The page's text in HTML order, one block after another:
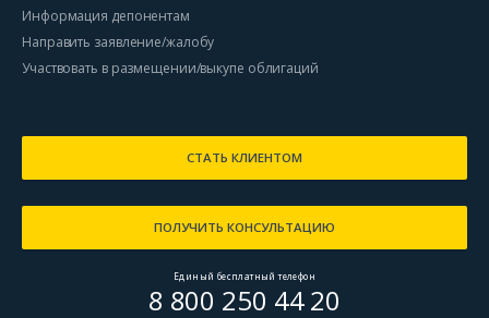
Информация депонентам
Направить заявление/жалобу
Участвовать в размещении/выкупе облигаций
СТАТЬ КЛИЕНТОМ
ПОЛУЧИТЬ КОНСУЛЬТАЦИЮ
Единый бесплатный телефон
8 800 250 44 20